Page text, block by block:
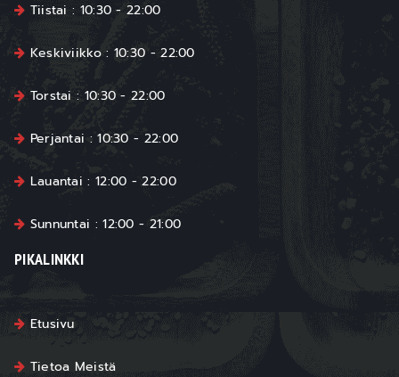
Tiistai : 10:30 - 22:00
Keskiviikko : 10:30 - 22:00
Torstai : 10:30 - 22:00
Perjantai : 10:30 - 22:00
Lauantai : 12:00 - 22:00
Sunnuntai : 12:00 - 21:00
PIKALINKKI
Etusivu
Tietoa Meistä